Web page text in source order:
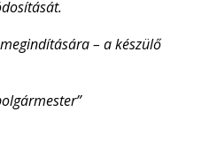
– a készülő
”